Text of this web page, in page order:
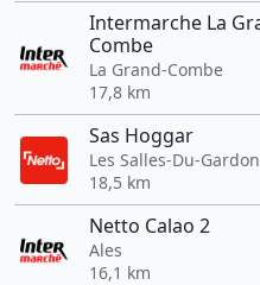
Intermarche La
Combe
La Grand-Combe
17,8 km
Sas Hoggar
Les Salles-Du-Gardon
18,5 km
Netto Calao 2
Ales
16,1 km